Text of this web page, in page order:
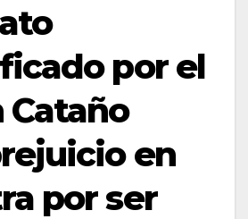
por el
Cataño
en
por ser